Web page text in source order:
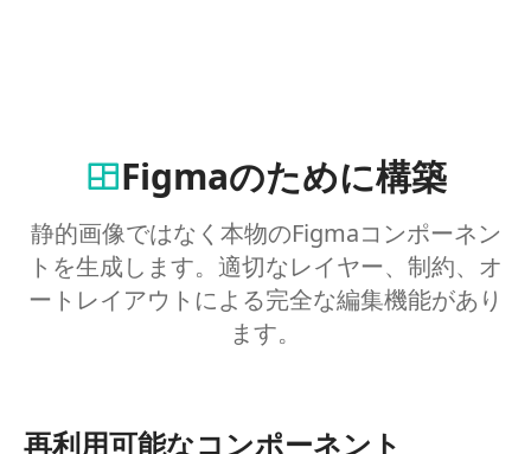
Figmaのために構築
静的画像ではなく本物のFigmaコンポーネン
トを生成します。適切なレイヤー、制約、オ
ートレイアウトによる完全な編集機能があり
ます。
再利用可能なコンポーネント